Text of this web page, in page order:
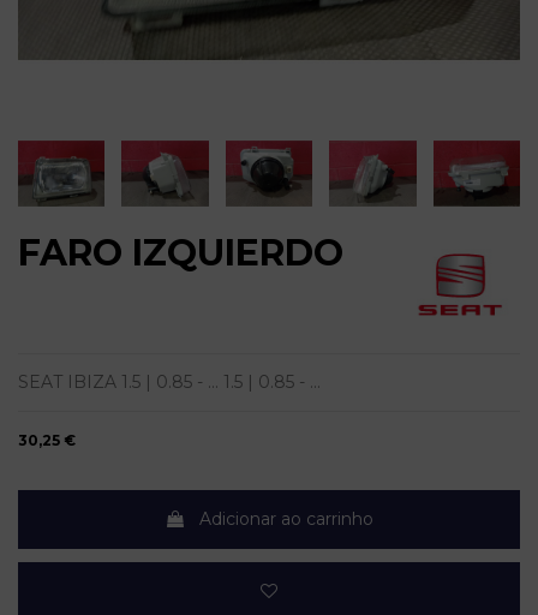
FARO IZQUIERDO
SEAT IBIZA 1.5 | 0.85 - ... 1.5 | 0.85 - ...
30,25 €
Adicionar ao carrinho